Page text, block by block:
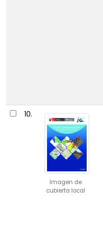
10.
Imagen de
cubierta local